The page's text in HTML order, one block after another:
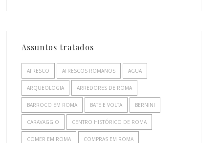
Assuntos tratados
AFRESCO AFRESCOS ROMANOS AGUA
ARQUEOLOGIA ARREDORES DE ROMA
BARROCO EM ROMA BATE E VOLTA BERNINI
CARAVAGGIO CENTRO HISTÓRICO DE ROMA
COMER EM ROMA COMPRAS EM ROMA